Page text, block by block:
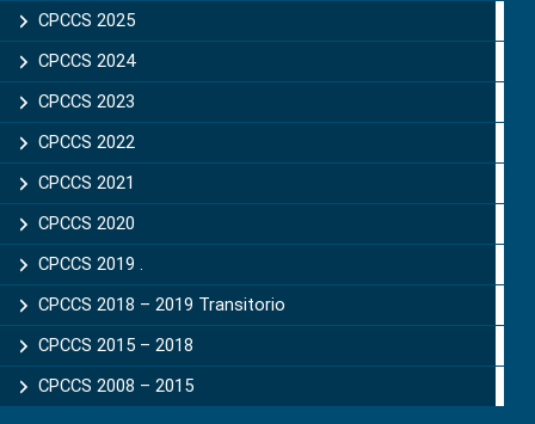
CPCCS 2025
CPCCS 2024
CPCCS 2023
CPCCS 2022
CPCCS 2021
CPCCS 2020
CPCCS 2019 .
CPCCS 2018 – 2019 Transitorio
CPCCS 2015 – 2018
CPCCS 2008 – 2015